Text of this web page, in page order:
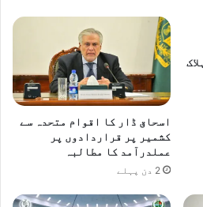
اسحاق ڈار کا اقوام متحدہ سے
کشمیر پر قراردادوں پر
عملدرآمد کا مطالبہ
2 دن پہلے